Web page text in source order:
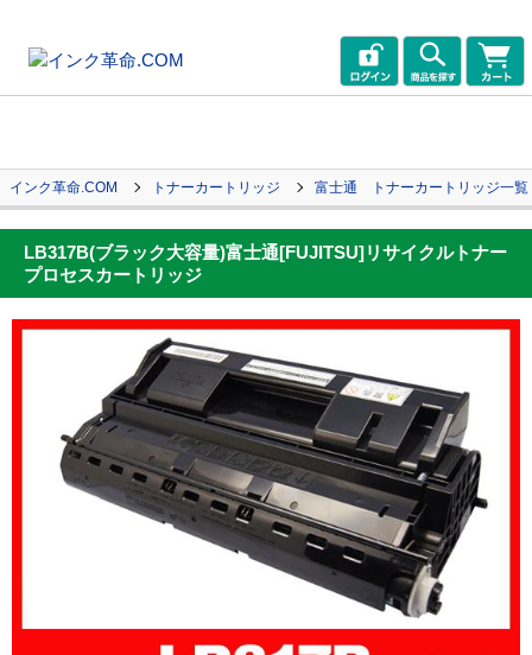
インク革命.COM トナーカートリッジ 富士通 トナーカートリッジ一覧
LB317B(ブラック大容量)富士通[FUJITSU]リサイクルトナー
プロセスカートリッジ